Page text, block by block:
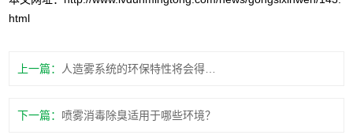
html
上一篇：
下一篇： 喷雾消毒除臭适用于哪些环境？